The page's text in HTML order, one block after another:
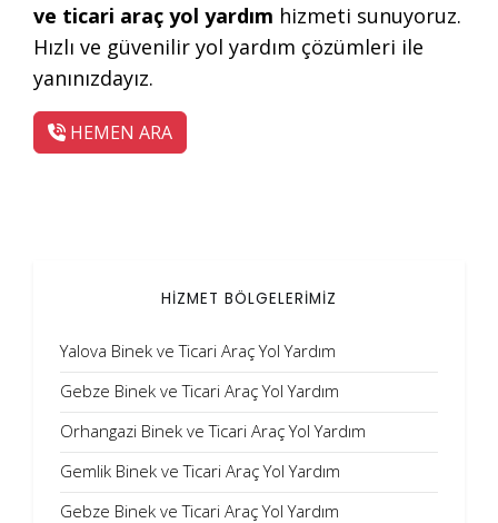
ve ticari araç yol yardım hizmeti sunuyoruz.
Hızlı ve güvenilir yol yardım çözümleri ile
yanınızdayız.
HEMEN ARA
HİZMET BÖLGELERİMİZ
Yalova Binek ve Ticari Araç Yol Yardım
Gebze Binek ve Ticari Araç Yol Yardım
Orhangazi Binek ve Ticari Araç Yol Yardım
Gemlik Binek ve Ticari Araç Yol Yardım
Gebze Binek ve Ticari Araç Yol Yardım